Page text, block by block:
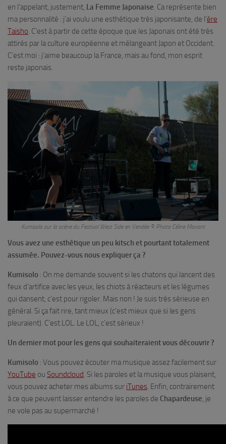
en l’appelant, justement, La Femme Japonaise. Ca représente bien
ma personnalité : j’ai voulu une esthétique très japonisante, de l’ère
Taisho. C’est à partir de cette époque que les Japonais ont été très
attirés par la culture européenne et mélangeant Japon et Occident.
C’est moi : j’aime beaucoup la France, mais au fond, mon esprit
reste japonais.
Kumisolo sur la scène du Festival West Side en Vendée © Photo Céline Maxant
Vous avez une esthétique un peu kitsch et pourtant totalement
assumée. Pouvez-vous nous expliquer ça ?
Kumisolo : On me demande souvent si les chatons qui lancent des
feux d’artifice avec les yeux, les chiots à réacteurs et les légumes
qui dansent, c’est pour rigoler. Mais non ! Je suis très sérieuse en
général. Si ça fait rire, tant mieux (c’est mieux que si les gens
pleuraient). C’est LOL. Le LOL, c’est sérieux !
Un dernier mot pour les gens qui souhaiteraient vous découvrir ?
Kumisolo : Vous pouvez écouter ma musique assez facilement sur
YouTube ou Soundcloud. Si les paroles et la musique vous plaisent,
vous pouvez acheter mes albums sur iTunes. Enfin, contrairement
à ce que peuvent laisser entendre les paroles de Chapardeuse, je
ne vole pas au supermarché !